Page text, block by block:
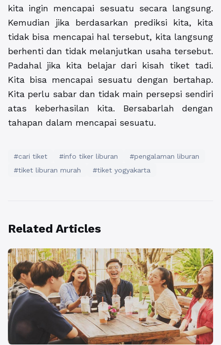
kita ingin mencapai sesuatu secara langsung.
Kemudian jika berdasarkan prediksi kita, kita
tidak bisa mencapai hal tersebut, kita langsung
berhenti dan tidak melanjutkan usaha tersebut.
Padahal jika kita belajar dari kisah tiket tadi.
Kita bisa mencapai sesuatu dengan bertahap.
Kita perlu sabar dan tidak main persepsi sendiri
atas keberhasilan kita. Bersabarlah dengan
tahapan dalam mencapai sesuatu.
#cari tiket #info tiker liburan
#pengalaman liburan
#tiket liburan murah
#tiket yogyakarta
Related Articles